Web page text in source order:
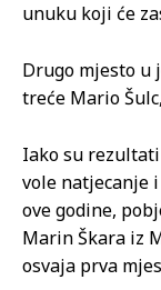
unuku koji će
Drugo mjesto u
treće Mario
Iako su
vole natjecanje
ove godine,
Marin Škara iz
osvaja prva